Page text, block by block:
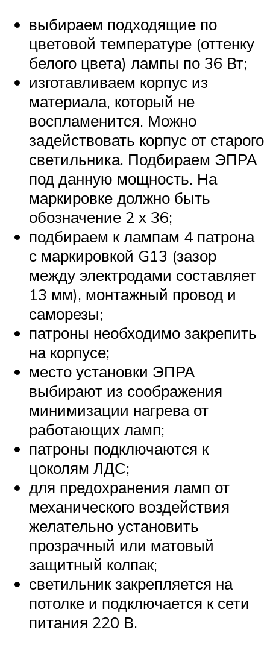
выбираем подходящие по
цветовой температуре (оттенку
белого цвета) лампы по 36 Вт;
изготавливаем корпус из
материала, который не
воспламенится. Можно
задействовать корпус от старого
светильника. Подбираем ЭПРА
под данную мощность. На
маркировке должно быть
обозначение 2 х 36;
подбираем к лампам 4 патрона
с маркировкой G13 (зазор
между электродами составляет
13 мм), монтажный провод и
саморезы;
патроны необходимо закрепить
на корпусе;
место установки ЭПРА
выбирают из соображения
минимизации нагрева от
работающих ламп;
патроны подключаются к
цоколям ЛДС;
для предохранения ламп от
механического воздействия
желательно установить
прозрачный или матовый
защитный колпак;
светильник закрепляется на
потолке и подключается к сети
питания 220 В.